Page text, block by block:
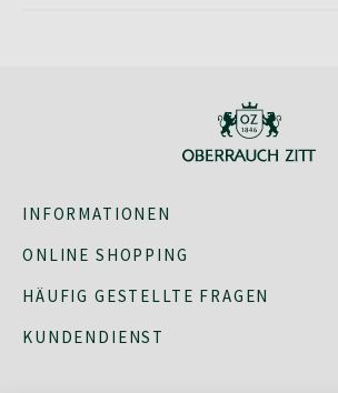
INFORMATIONEN
ONLINE SHOPPING
HÄUFIG GESTELLTE FRAGEN
KUNDENDIENST